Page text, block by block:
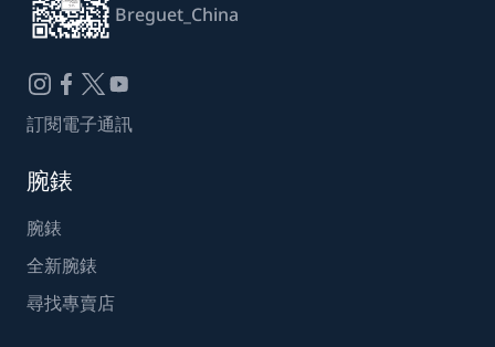
Breguet_China
訂閱電子通訊
腕錶
腕錶
全新腕錶
尋找專賣店